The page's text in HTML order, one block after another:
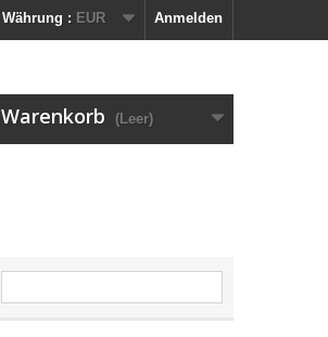
Anmelden
Währung : EUR
Warenkorb (Leer)